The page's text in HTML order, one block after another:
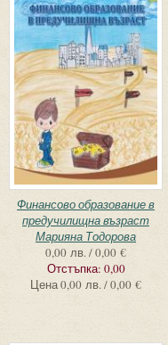
Финансово образование в
предучилищна възраст
Марияна Тодорова
0,00 лв. / 0,00 €
Отстъпка: 0,00
Цена0,00 лв. / 0,00 €